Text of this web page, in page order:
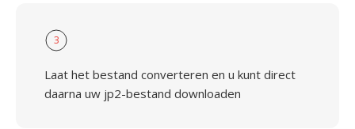
3
Laat het bestand converteren en u kunt direct
daarna uw jp2-bestand downloaden